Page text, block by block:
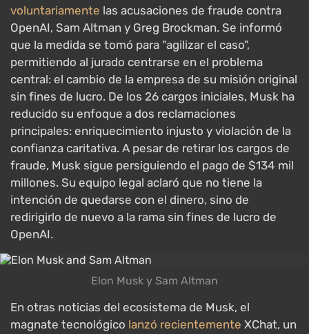
voluntariamente las acusaciones de fraude contra
OpenAI, Sam Altman y Greg Brockman. Se informó
que la medida se tomó para "agilizar el caso",
permitiendo al jurado centrarse en el problema
central: el cambio de la empresa de su misión original
sin fines de lucro. De los 26 cargos iniciales, Musk ha
reducido su enfoque a dos reclamaciones
principales: enriquecimiento injusto y violación de la
confianza caritativa. A pesar de retirar los cargos de
fraude, Musk sigue persiguiendo el pago de $134 mil
millones. Su equipo legal aclaró que no tiene la
intención de quedarse con el dinero, sino de
redirigirlo de nuevo a la rama sin fines de lucro de
OpenAI.
Elon Musk y Sam Altman
En otras noticias del ecosistema de Musk, el
magnate tecnológico lanzó recientemente XChat, un